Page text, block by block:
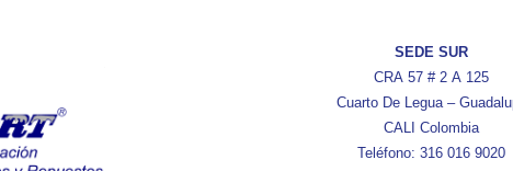
SEDE SUR
CRA 57 # 2 A 125
Cuarto De Legua –
CALI Colombia
Teléfono: 316 016 9020